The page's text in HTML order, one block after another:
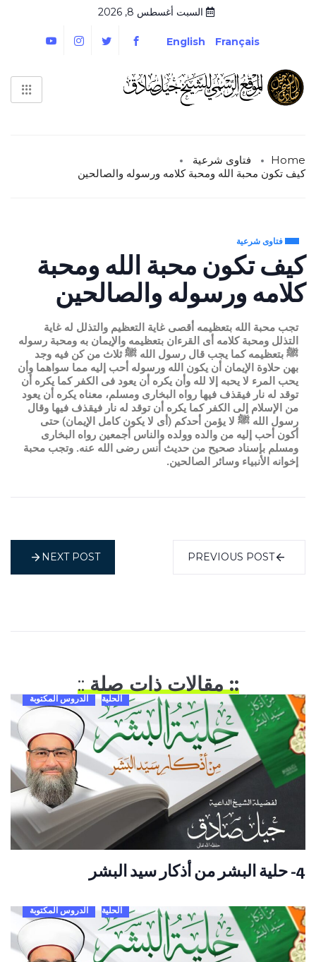
السبت أغسطس 8, 2026
Français
English
Home
فتاوى شرعية
كيف تكون محبة الله ومحبة كلامه ورسوله والصالحين
فتاوى شرعية
كيف تكون محبة الله ومحبة
كلامه ورسوله والصالحين
تجب محبة الله بتعظيمه أقصى غاية التعظيم والتذلل له غاية
التذلل ومحبة كلامه أى القرءان بتعظيمه والإيمان به ومحبة رسوله
ﷺ بتعظيمه كما يجب قال رسول الله ﷺ ثلاث من كن فيه وجد
بهن حلاوة الإيمان أن يكون الله ورسوله أحب إليه مما سواهما وأن
يحب المرء لا يحبه إلا لله وأن يكره أن يعود فى الكفر كما يكره أن
توقد له نار فيقذف فيها رواه البخارى ومسلم، معناه يكره أن يعود
من الإسلام إلى الكفر كما يكره أن توقد له نار فيقذف فيها وقال
رسول الله ﷺ لا يؤمن أحدكم (أى لا يكون كامل الإيمان) حتى
أكون أحب إليه من والده وولده والناس أجمعين رواه البخارى
ومسلم بإسناد صحيح من حديث أنس رضى الله عنه. وتجب محبة
إخوانه الأنبياء وسائر الصالحين.
PREVIOUS POST
NEXT POST
:: مقالات ذات صلة::
الحلية الدروس المكتوبة
4- حلية البشر من أذكار سيد البشر
الحلية الدروس المكتوبة